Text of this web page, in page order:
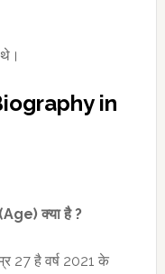
in
Age)क्या है ?
27 है वर्ष 2021 के